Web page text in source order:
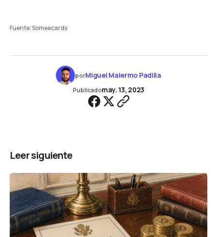
Fuente: Someecards
porMiguel Malermo Padilla
Publicadomay. 13, 2023
Leer siguiente